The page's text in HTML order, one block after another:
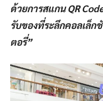
ด้วยการสแกน QR
รับของที่ระลึกคอลเล็ก
ตอรี่”